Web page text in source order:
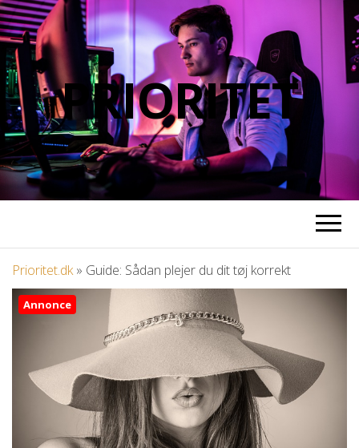
PRIORITET
Prioritet.dk» Guide: Sådan plejer du dit tøj korrekt
Annonce